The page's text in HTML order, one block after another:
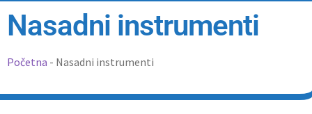
Nasadni instrumenti
Početna - Nasadni instrumenti